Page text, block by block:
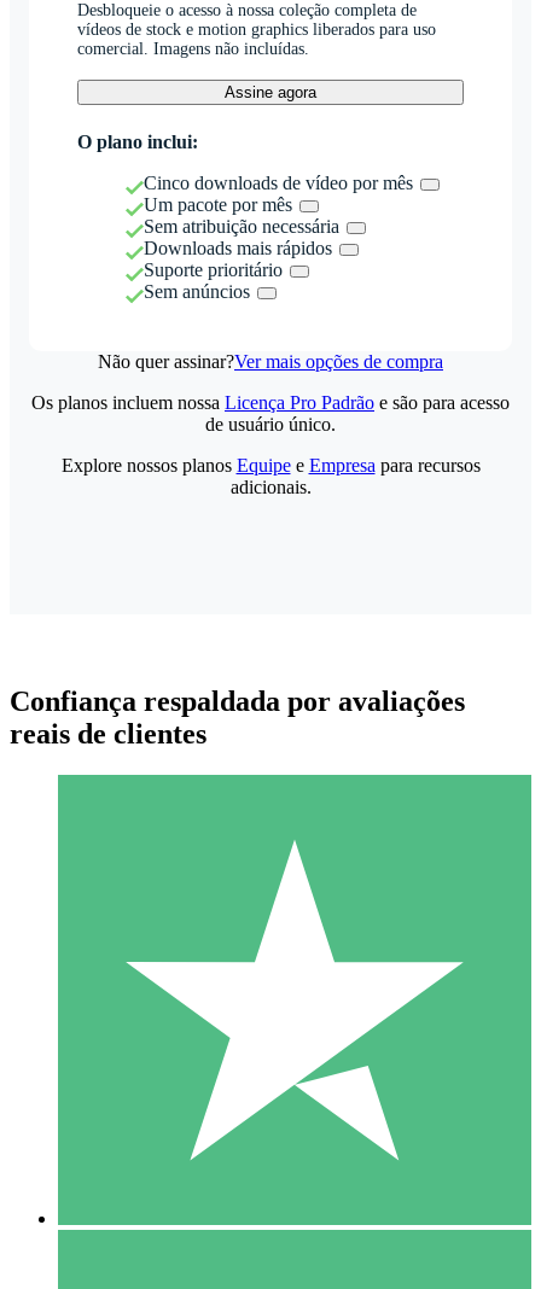
Desbloqueie o acesso à nossa coleção completa de
vídeos de stock e motion graphics liberados para uso
comercial. Imagens não incluídas.
Assine agora
O plano inclui:
Cinco downloads de vídeo por mês
Um pacote por mês
Sem atribuição necessária
Downloads mais rápidos
Suporte prioritário
Sem anúncios
Não quer assinar?Ver mais opções de compra
Pacotes de Créditos Individuais
Pague conforme o uso com créditos de download. Sem
1000
Os planos incluem nossa Licença Pro Padrão e são para acesso
de usuário único.
Explore nossos planos Equipee Empresa para recursos
adicionais.
Confiança respaldada por avaliações
reais de clientes